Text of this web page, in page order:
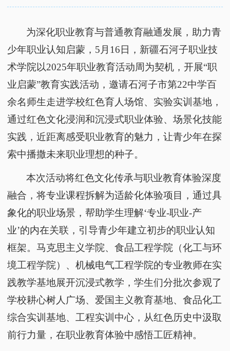
为深化职业教育与普通教育融通发展，助力青
少年职业认知启蒙， 5月16日，新疆石河子职业技
术学院以2025年职业教育活动周为契机，开展“职
业启蒙”教育实践活动，邀请石河子市第22中学百
余名师生走进学校红色育人场馆、实验实训基地，
通过红色文化浸润和沉浸式职业体验、场景化技能
实践，近距离感受职业教育的魅力，让青少年在探
索中播撒未来职业理想的种子。
本次活动将红色文化传承与职业教育体验深度
融合，将专业课程拆解为适龄化体验项目，通过具
象化的职业场景，帮助学生理解‘专业-职业-产
业’的内在关联，引导青少年建立初步的职业认知
框架。马克思主义学院、食品工程学院（化工与环
境工程学院）、机械电气工程学院的专业教师在实
践教学基地展开沉浸式教学，学生们分批次参观了
学校耕心树人广场、爱国主义教育基地、食品化工
综合实训基地、工程实训中心，从红色历史中汲取
前行力量，在职业教育体验中感悟工匠精神。